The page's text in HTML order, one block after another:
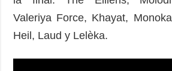
Valeriya Force, Khayat,
Heil, Laud y Lelѐka.